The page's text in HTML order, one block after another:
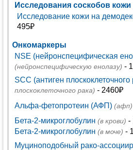
Исследования соскобов
Исследование кожи на
495₽
Онкомаркеры
NSE (нейронспецифическая
(нейронспецифическую енолазу) -
SCC (антиген плоскоклеточного
плоскоклеточного рака) - 2460₽
Альфа-фетопротеин (АФП) (афп)
Бета-2-микроглобулин (в крови) -
Бета-2-микроглобулин (в моче) -
Муциноподобный рако-